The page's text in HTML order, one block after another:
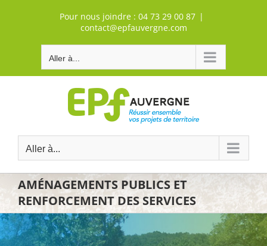
Pour nous joindre : 04 73 29 00 87 |
contact@epfauvergne.com
Aller à...
Aller à...
AMÉNAGEMENTS PUBLICS ET
RENFORCEMENT DES SERVICES